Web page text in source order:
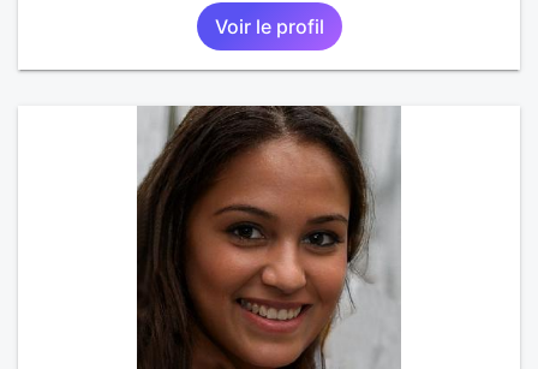
Voir le profil